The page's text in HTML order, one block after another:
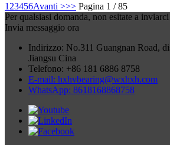
1 23456Avanti >>> Pagina 1 / 85
Per qualsiasi domanda, non esitate a
Invia messaggio ora
Indirizzo: No.311 Guangnan Road,
Jiangsu Cina
Telefono: +86 181 6886 8758
E-mail: hxhvbearing@wxhxh.com
WhatsApp: 8618168868758